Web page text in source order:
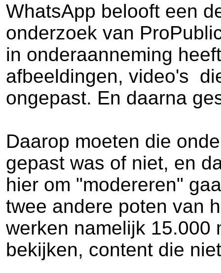
WhatsApp belooft een
onderzoek van
in onderaanneming
afbeeldingen, video's
ongepast. En daarna
Daarop moeten die
gepast was of niet, en
hier om "modereren"
twee andere poten van
werken namelijk 15.000
bekijken, content die